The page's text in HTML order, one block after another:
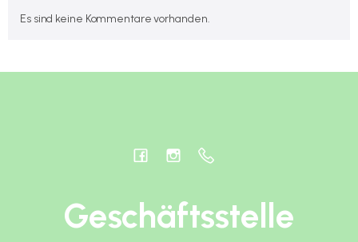
Es sind keine Kommentare vorhanden.
Geschäftsstelle